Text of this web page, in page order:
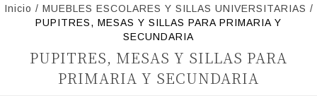
Inicio / MUEBLES ESCOLARES Y SILLAS UNIVERSITARIAS /
PUPITRES, MESAS Y SILLAS PARA PRIMARIA Y
SECUNDARIA
PUPITRES, MESAS Y SILLAS PARA
PRIMARIA Y SECUNDARIA